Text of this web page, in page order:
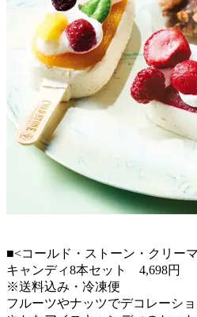
■<コールド・ストーン・クリー
キャンディ8本セット 4,698円
※送料込み・冷凍便
フルーツやナッツでデコレーシ